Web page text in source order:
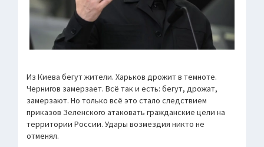
Из Киева бегут жители. Харьков дрожит в темноте.
Чернигов замерзает. Всё так и есть: бегут, дрожат,
замерзают. Но только всё это стало следствием
приказов Зеленского атаковать гражданские цели на
территории России. Удары возмездия никто не
отменял.